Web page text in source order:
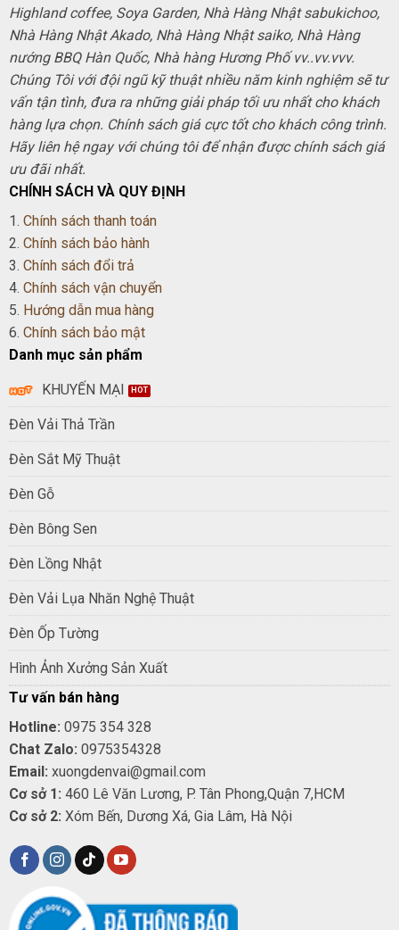
Highland coffee, Soya Garden, Nhà Hàng Nhật sabukichoo,
Nhà Hàng Nhật Akado, Nhà Hàng Nhật saiko, Nhà Hàng
nướng BBQ Hàn Quốc, Nhà hàng Hương Phố vv..vv.vvv.
Chúng Tôi với đội ngũ kỹ thuật nhiều năm kinh nghiệm sẽ tư
vấn tận tình, đưa ra những giải pháp tối ưu nhất cho khách
hàng lựa chọn. Chính sách giá cực tốt cho khách công trình.
Hãy liên hệ ngay với chúng tôi để nhận được chính sách giá
ưu đãi nhất.
CHÍNH SÁCH VÀ QUY ĐỊNH
1. Chính sách thanh toán
2. Chính sách bảo hành
3. Chính sách đổi trả
4. Chính sách vận chuyển
5. Hướng dẫn mua hàng
6. Chính sách bảo mật
Danh mục sản phẩm
KHUYẾN MẠI
Đèn Vải Thả Trần
Đèn Sắt Mỹ Thuật
Đèn Gỗ
Đèn Bông Sen
Đèn Lồng Nhật
Đèn Vải Lụa Nhăn Nghệ Thuật
Đèn Ốp Tường
Hình Ảnh Xưởng Sản Xuất
Tư vấn bán hàng
Hotline: 0975 354 328
Chat Zalo: 0975354328
Email: xuongdenvai@gmail.com
Cơ sở 1: 460 Lê Văn Lương, P. Tân Phong,Quận 7,HCM
Cơ sở 2: Xóm Bến, Dương Xá, Gia Lâm, Hà Nội